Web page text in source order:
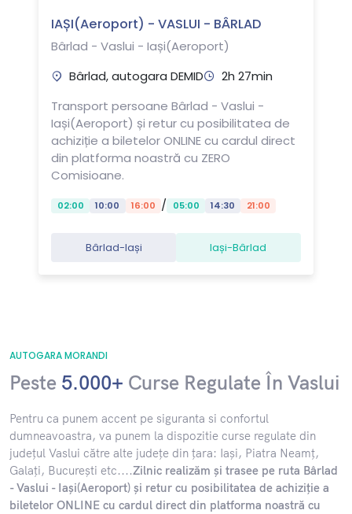
AUTOGARA MORANDI
Peste 5.000+ Curse Regulate În Vaslui
​Pentru ca punem accent pe siguranta si confortul
dumneavoastra, va punem la dispozitie curse regulate din
județul Vaslui către alte județe din țara: Iași, Piatra Neamț,
Galați, București etc....Zilnic realizăm și trasee pe ruta Bârlad
- Vaslui - Iași(Aeroport) și retur cu posibilitatea de achiziție a
biletelor ONLINE cu cardul direct din platforma noastră cu
IAȘI(Aeroport) - VASLUI - BÂRLAD
Bârlad - Vaslui - Iași(Aeroport)
Bârlad, autogara DEMID
2h 27min
Transport persoane Bârlad - Vaslui -
Iași(Aeroport) și retur cu posibilitatea de
achiziție a biletelor ONLINE cu cardul direct
din platforma noastră cu ZERO
Comisioane.
02:00 10:00 16:00 / 05:00 14:30 21:00
Bârlad-Iași Iași-Bârlad